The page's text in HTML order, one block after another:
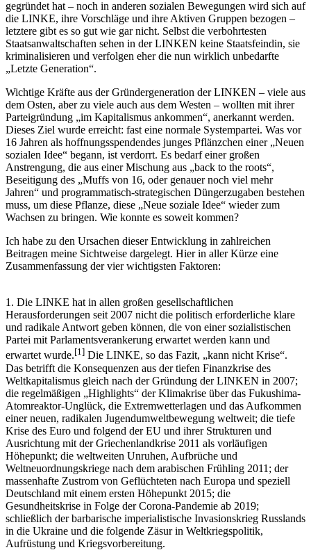
gegründet hat – noch in anderen sozialen Bewegungen wird sich auf
die LINKE, ihre Vorschläge und ihre Aktiven Gruppen bezogen –
letztere gibt es so gut wie gar nicht. Selbst die verbohrtesten
Staatsanwaltschaften sehen in der LINKEN keine Staatsfeindin, sie
kriminalisieren und verfolgen eher die nun wirklich unbedarfte
„Letzte Generation“.
Wichtige Kräfte aus der Gründergeneration der LINKEN – viele aus
dem Osten, aber zu viele auch aus dem Westen – wollten mit ihrer
Parteigründung „im Kapitalismus ankommen“, anerkannt werden.
Dieses Ziel wurde erreicht: fast eine normale Systempartei. Was vor
16 Jahren als hoffnungsspendendes junges Pflänzchen einer „Neuen
sozialen Idee“ begann, ist verdorrt. Es bedarf einer großen
Anstrengung, die aus einer Mischung aus „back to the roots“,
Beseitigung des „Muffs von 16, oder genauer noch viel mehr
Jahren“ und programmatisch-strategischen Düngerzugaben bestehen
muss, um diese Pflanze, diese „Neue soziale Idee“ wieder zum
Wachsen zu bringen. Wie konnte es soweit kommen?
Ich habe zu den Ursachen dieser Entwicklung in zahlreichen
Beitragen meine Sichtweise dargelegt. Hier in aller Kürze eine
Zusammenfassung der vier wichtigsten Faktoren:
1. Die LINKE hat in allen großen gesellschaftlichen
Herausforderungen seit 2007 nicht die politisch erforderliche klare
und radikale Antwort geben können, die von einer sozialistischen
Partei mit Parlamentsverankerung erwartet werden kann und
erwartet wurde.[1] Die LINKE, so das Fazit, „kann nicht Krise“.
Das betrifft die Konsequenzen aus der tiefen Finanzkrise des
Weltkapitalismus gleich nach der Gründung der LINKEN in 2007;
die regelmäßigen „Highlights“ der Klimakrise über das Fukushima-
Atomreaktor-Unglück, die Extremwetterlagen und das Aufkommen
einer neuen, radikalen Jugendumweltbewegung weltweit; die tiefe
Krise des Euro und folgend der EU und ihrer Strukturen und
Ausrichtung mit der Griechenlandkrise 2011 als vorläufigen
Höhepunkt; die weltweiten Unruhen, Aufbrüche und
Weltneuordnungskriege nach dem arabischen Frühling 2011; der
massenhafte Zustrom von Geflüchteten nach Europa und speziell
Deutschland mit einem ersten Höhepunkt 2015; die
Gesundheitskrise in Folge der Corona-Pandemie ab 2019;
schließlich der barbarische imperialistische Invasionskrieg Russlands
in die Ukraine und die folgende Zäsur in Weltkriegspolitik,
Aufrüstung und Kriegsvorbereitung.